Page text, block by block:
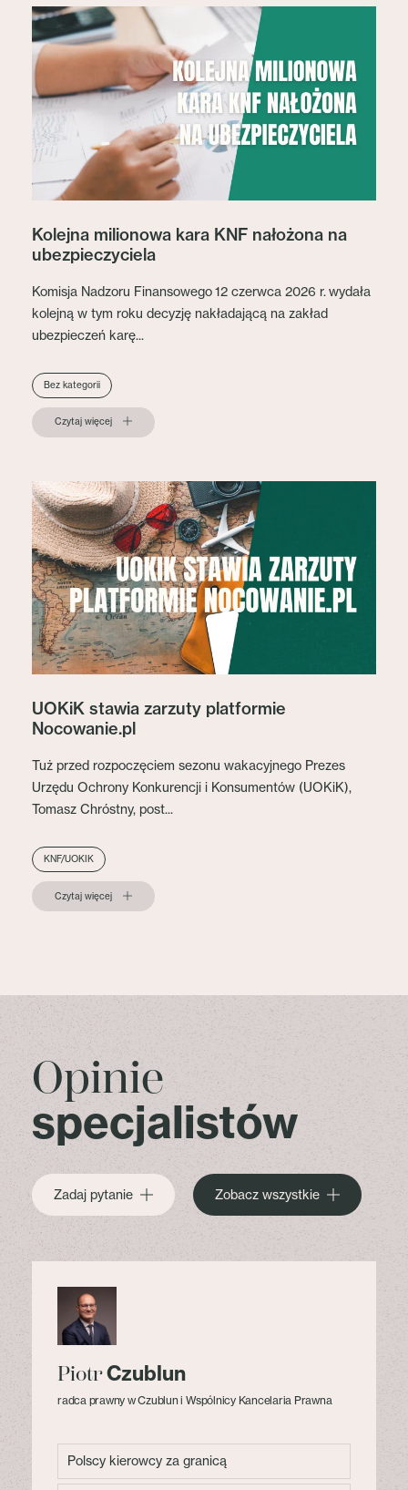
Kolejna milionowa kara KNF nałożona na
ubezpieczyciela
Komisja Nadzoru Finansowego 12 czerwca 2026 r. wydała
kolejną w tym roku decyzję nakładającą na zakład
ubezpieczeń karę...
Bez kategorii
Czytaj więcej
UOKiK stawia zarzuty platformie
Nocowanie.pl
Tuż przed rozpoczęciem sezonu wakacyjnego Prezes
Urzędu Ochrony Konkurencji i Konsumentów (UOKiK),
Tomasz Chróstny, post...
KNF/UOKIK
Czytaj więcej
Opinie
specjalistów
Zadaj pytanie Zobacz wszystkie
PiotrCzublun
radca prawny w Czublun i Wspólnicy Kancelaria Prawna
Polscy kierowcy za granicą